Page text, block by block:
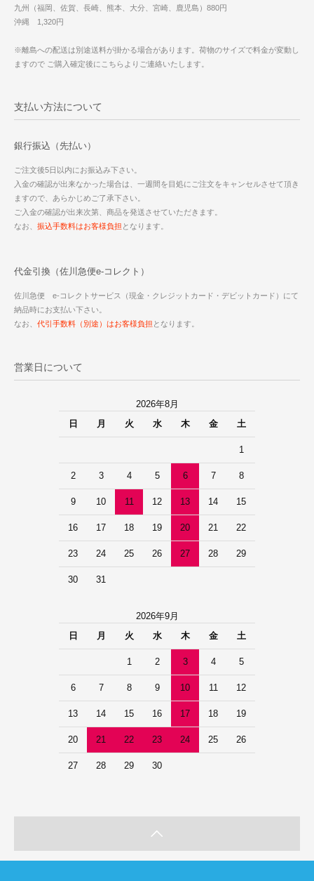
九州（福岡、佐賀、長崎、熊本、大分、宮崎、鹿児島）880円
沖縄 1,320円
※離島への配送は別途送料が掛かる場合があります。荷物のサイズで料金が変動し
ますので ご購入確定後にこちらよりご連絡いたします。
支払い方法について
銀行振込（先払い）
ご注文後5日以内にお振込み下さい。
入金の確認が出来なかった場合は、一週間を目処にご注文をキャンセルさせて頂き
ますので、あらかじめご了承下さい。
ご入金の確認が出来次第、商品を発送させていただきます。
なお、 振込手数料はお客様負担 となります。
代金引換（佐川急便e-コレクト）
佐川急便 e-コレクトサービス（現金・クレジットカード・デビットカード）にて
納品時にお支払い下さい。
なお、 代引手数料（別途）はお客様負担 となります。
営業日について
2026年8月
日
月 火 水 木 金 土
1
2 3 4 5 6 7 8
9 10 11 12 13 14 15
16 17 18 19 20 21 22
23 24 25 26 27 28 29
30 31
2026年9月
日
月 火 水 木 金 土
1 2 3 4 5
6 7 8 9 10 11 12
13 14 15 16 17 18 19
20 21 22 23 24 25 26
27 28 29 30